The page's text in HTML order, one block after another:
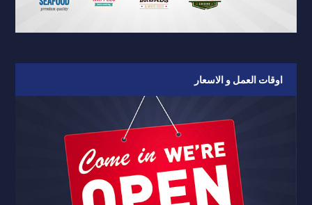
اوقات العمل و الاسعار